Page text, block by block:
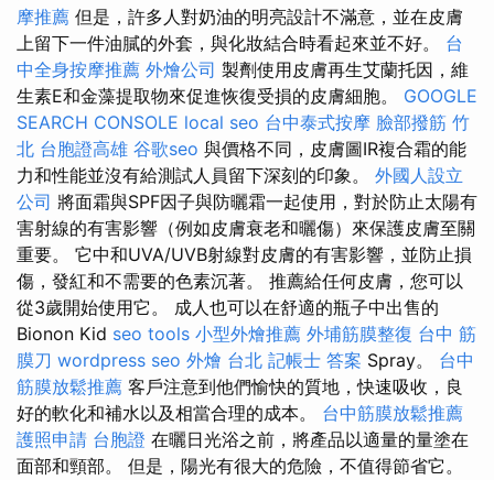
摩推薦 但是，許多人對奶油的明亮設計不滿意，並在皮膚
上留下一件油膩的外套，與化妝結合時看起來並不好。 台
中全身按摩推薦 外燴公司 製劑使用皮膚再生艾蘭托因，維
生素E和金藻提取物來促進恢復受損的皮膚細胞。 GOOGLE
SEARCH CONSOLE local seo 台中泰式按摩 臉部撥筋 竹
北 台胞證高雄 谷歌seo 與價格不同，皮膚圖IR複合霜的能
力和性能並沒有給測試人員留下深刻的印象。 外國人設立
公司 將面霜與SPF因子與防曬霜一起使用，對於防止太陽有
害射線的有害影響（例如皮膚衰老和曬傷）來保護皮膚至關
重要。 它中和UVA/UVB射線對皮膚的有害影響，並防止損
傷，發紅和不需要的色素沉著。 推薦給任何皮膚，您可以
從3歲開始使用它。 成人也可以在舒適的瓶子中出售的
Bionon Kid seo tools 小型外燴推薦 外埔筋膜整復 台中 筋
膜刀 wordpress seo 外燴 台北 記帳士 答案 Spray。 台中
筋膜放鬆推薦 客戶注意到他們愉快的質地，快速吸收，良
好的軟化和補水以及相當合理的成本。 台中筋膜放鬆推薦
護照申請 台胞證 在曬日光浴之前，將產品以適量的量塗在
面部和頸部。 但是，陽光有很大的危險，不值得節省它。